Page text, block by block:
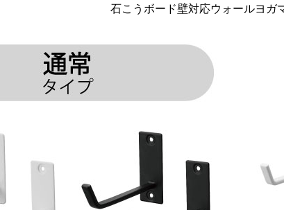
石こうボード壁対応ウォールヨガ